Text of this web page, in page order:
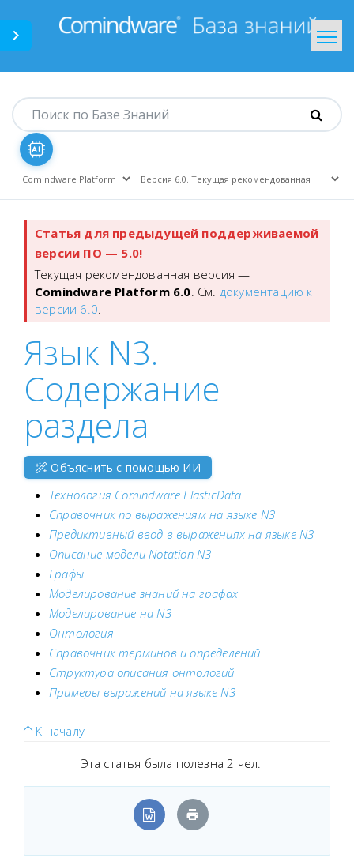
На главную
Статья для предыдущей поддерживаемой
версии ПО — 5.0!
Текущая рекомендованная версия —
Comindware Platform 6.0. См. документацию к
версии 6.0.
Язык N3.
Содержание
раздела
Объяснить с помощью ИИ
Технология Comindware ElasticData
Справочник по выражениям на языке N3
Предиктивный ввод в выражениях на языке N3
Описание модели Notation N3
Графы
Моделирование знаний на графах
Моделирование на N3
Онтология
Справочник терминов и определений
Структура описания онтологий
Примеры выражений на языке N3
К началу
Эта статья была полезна 2 чел.